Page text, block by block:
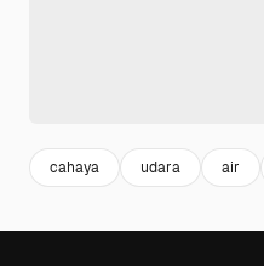
cahaya udara air